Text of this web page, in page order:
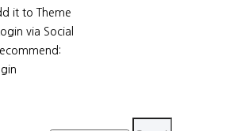
it to Theme
via Social